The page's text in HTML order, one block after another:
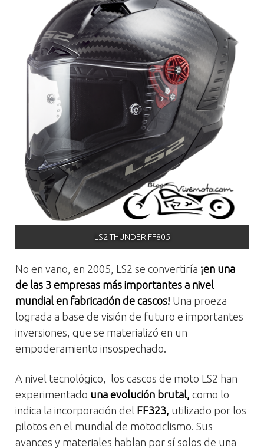
LS2 THUNDER FF805
No en vano, en 2005, LS2 se convertiría ¡en una
de las 3 empresas más importantes a nivel
mundial en fabricación de cascos! Una proeza
lograda a base de visión de futuro e importantes
inversiones, que se materializó en un
empoderamiento insospechado.
A nivel tecnológico, los cascos de moto LS2 han
experimentado una evolución brutal, como lo
indica la incorporación del FF323, utilizado por los
pilotos en el mundial de motociclismo. Sus
avances y materiales hablan por sí solos de una